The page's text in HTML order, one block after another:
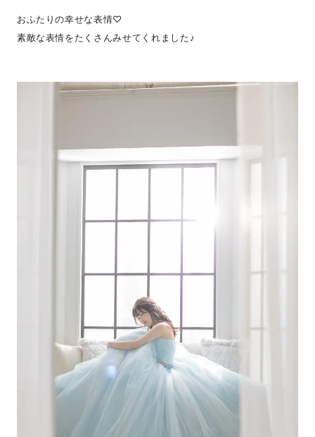
おふたりの幸せな表情♡
素敵な表情をたくさんみせてくれました♪